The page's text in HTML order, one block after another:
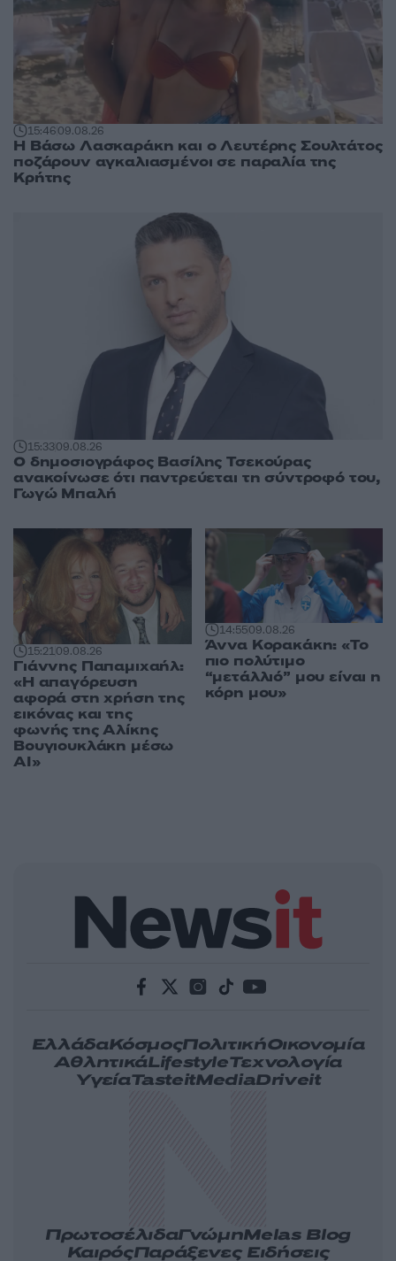
15:4609.08.26
Η Βάσω Λασκαράκη και ο Λευτέρης Σουλτάτος
ποζάρουν αγκαλιασμένοι σε παραλία της
Κρήτης
15:3309.08.26
Ο δημοσιογράφος Βασίλης Τσεκούρας
ανακοίνωσε ότι παντρεύεται τη σύντροφό του,
Γωγώ Μπαλή
15:2109.08.26
Γιάννης Παπαμιχαήλ:
«Η απαγόρευση
αφορά στη χρήση της
εικόνας και της
φωνής της Αλίκης
Βουγιουκλάκη μέσω
AI»
14:5509.08.26
Άννα Κορακάκη: «Το
πιο πολύτιμο
“μετάλλιό” μου είναι η
κόρη μου»
ΕλλάδαΚόσμοςΠολιτικήΟικονομία
ΑθλητικάLifestyleΤεχνολογία
ΥγείαTasteitMediaDriveit
ΠρωτοσέλιδαΓνώμηMelas Blog
ΚαιρόςΠαράξενες Ειδήσεις